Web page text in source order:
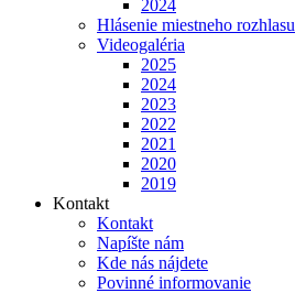
2024
Hlásenie miestneho rozhlasu
Videogaléria
2025
2024
2023
2022
2021
2020
2019
Kontakt
Kontakt
Napíšte nám
Kde nás nájdete
Povinné informovanie